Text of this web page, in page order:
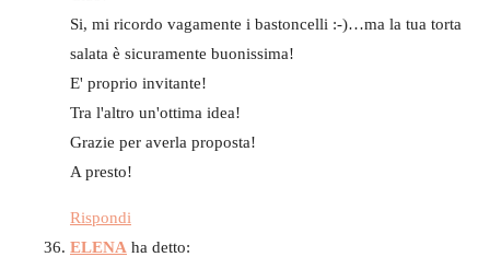
Si, mi ricordo vagamente i bastoncelli :-)…ma la tua torta
salata è sicuramente buonissima!
E' proprio invitante!
Tra l'altro un'ottima idea!
Grazie per averla proposta!
A presto!
Rispondi
ELENA ha detto: